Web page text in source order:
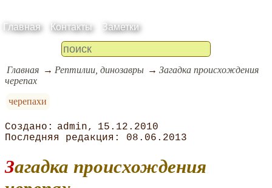
Главная Контакты Заметки
Главная Рептилии, динозавры
Загадка происхождения
черепах
черепахи
admin
15.12.2010
08.06.2013
Загадка происхождения